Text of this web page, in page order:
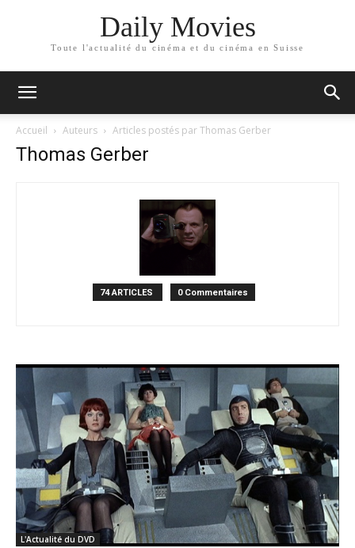
Daily Movies
Toute l'actualité du cinéma et du cinéma en Suisse
Accueil Auteurs Articles postés par Thomas Gerber
Thomas Gerber
74 ARTICLES 0 Commentaires
L'Actualité du DVD